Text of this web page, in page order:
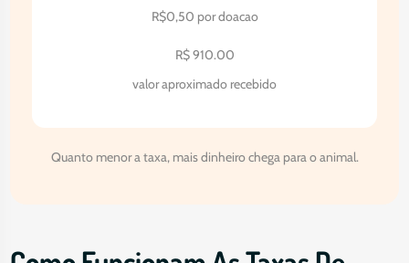
R$0,50 por doacao
R$910.00
valor aproximado recebido
Quanto menor a taxa, mais dinheiro chega para o animal.